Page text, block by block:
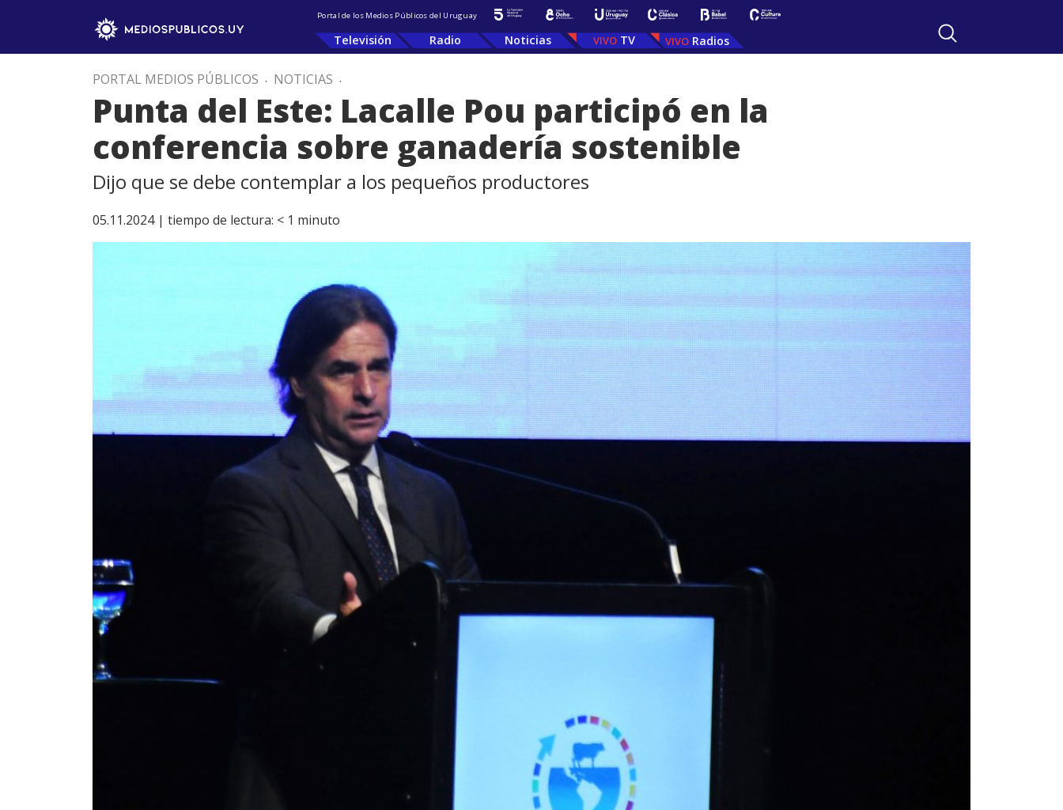
Portal de los Medios Públicos del Uruguay
Televisión Radio Noticias TV Radios
PORTAL MEDIOS PÚBLICOS . NOTICIAS .
Punta del Este: Lacalle Pou participó en la
conferencia sobre ganadería sostenible
Dijo que se debe contemplar a los pequeños productores
05.11.2024 | tiempo de lectura: < 1 minuto